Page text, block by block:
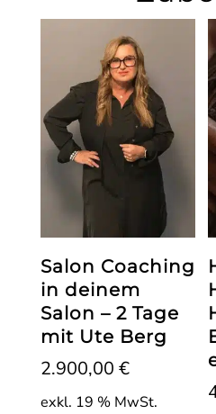
Salon Coaching
in deinem
Salon – 2 Tage
mit Ute Berg
2.900,00 €
exkl. 19 % MwSt.